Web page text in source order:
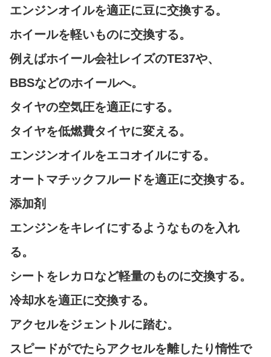
エンジンオイルを適正に豆に交換する。
ホイールを軽いものに交換する。
例えばホイール会社レイズのTE37や、
BBSなどのホイールへ。
タイヤの空気圧を適正にする。
タイヤを低燃費タイヤに変える。
エンジンオイルをエコオイルにする。
オートマチックフルードを適正に交換する。
添加剤
エンジンをキレイにするようなものを入れ
る。
シートをレカロなど軽量のものに交換する。
冷却水を適正に交換する。
アクセルをジェントルに踏む。
スピードがでたらアクセルを離したり惰性で